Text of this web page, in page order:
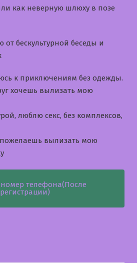
как неверную шлюху в позе
бескультурной беседы и
к приключениям без одежды.
хочешь вылизать мою
люблю секс, без комплексов,
пожелаешь вылизать мою
телефона(После
регистрации)